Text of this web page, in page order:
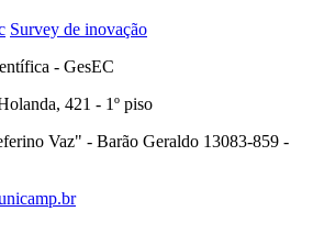
Survey de inovação
- GesEC
421 - 1º piso
Vaz" - Barão Geraldo 13083-859 -